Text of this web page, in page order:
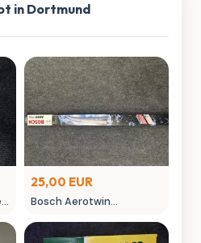
in Dortmund
25,00 EUR
Bosch Aerotwin
neuwertig in OVP